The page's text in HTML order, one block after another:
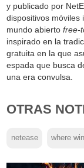
y publicado por
dispositivos móviles
mundo abiertofree-
inspirado en la
gratuita en la que
espada que busca
una era convulsa.
OTRAS
netease where